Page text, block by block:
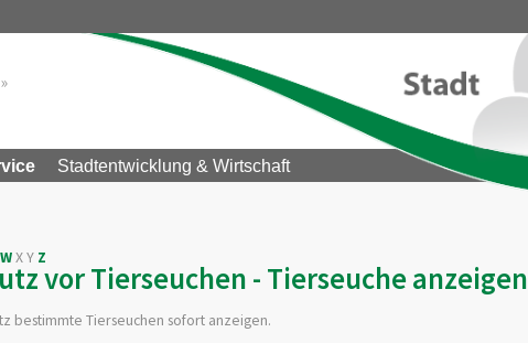
»
Stadtentwicklung & Wirtschaft
WXY Z
vor Tierseuchen - Tierseuche anzeigen
bestimmte Tierseuchen sofort anzeigen.